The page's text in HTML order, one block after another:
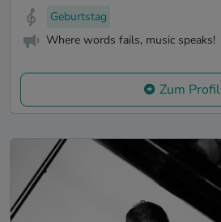
Geburtstag
Where words fails, music speaks!
Zum Profil